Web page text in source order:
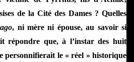
de la Cité des Dames ? Quelles
, ni mère ni épouse, au savoir si
répondre que, à l’instar des huit
personnifierait le « réel » historique